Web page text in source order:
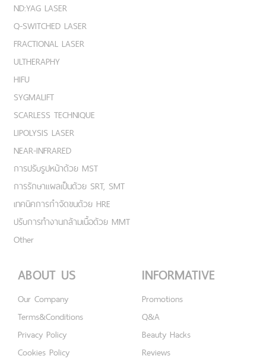
ND:YAG LASER
Q-SWITCHED LASER
FRACTIONAL LASER
ULTHERAPHY
HIFU
SYGMALIFT
SCARLESS TECHNIQUE
LIPOLYSIS LASER
NEAR-INFRARED
การปรับรูปหน้าด้วย MST
การรักษาแผลเป็นด้วย SRT, SMT
เทคนิคการกำจัดขนด้วย HRE
ปรับการทำงานกล้ามเนื้อด้วย MMT
Other
ABOUT US
Our Company
Terms&Conditions
Privacy Policy
Cookies Policy
INFORMATIVE
Promotions
Q&A
Beauty Hacks
Reviews